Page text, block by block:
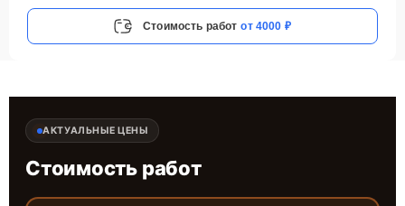
Стоимость работ от 4000 ₽
АКТУАЛЬНЫЕ ЦЕНЫ
Стоимость работ